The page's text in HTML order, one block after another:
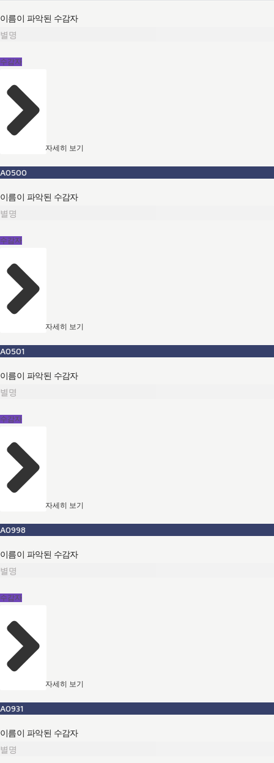
이름이 파악된 수감자
별명
수감자
자세히 보기
A0500
이름이 파악된 수감자
별명
수감자
자세히 보기
A0501
이름이 파악된 수감자
별명
수감자
자세히 보기
A0998
이름이 파악된 수감자
별명
수감자
자세히 보기
A0931
이름이 파악된 수감자
별명